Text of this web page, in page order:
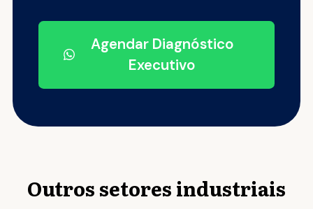
Agendar Diagnóstico
Executivo
Outros setores industriais